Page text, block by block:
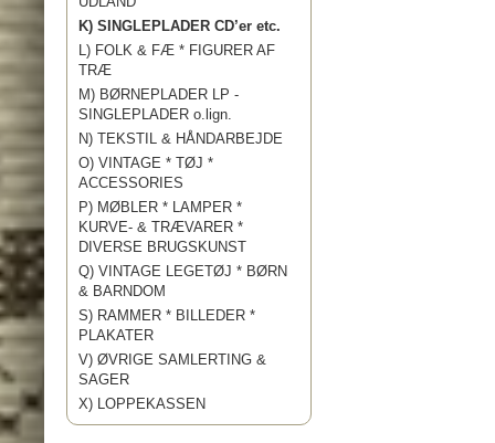
K) SINGLEPLADER CD’er etc.
L) FOLK & FÆ * FIGURER AF
TRÆ
M) BØRNEPLADER LP -
SINGLEPLADER o.lign.
N) TEKSTIL & HÅNDARBEJDE
O) VINTAGE * TØJ *
ACCESSORIES
P) MØBLER * LAMPER *
KURVE- & TRÆVARER *
DIVERSE BRUGSKUNST
Q) VINTAGE LEGETØJ * BØRN
& BARNDOM
S) RAMMER * BILLEDER *
PLAKATER
V) ØVRIGE SAMLERTING &
SAGER
X) LOPPEKASSEN